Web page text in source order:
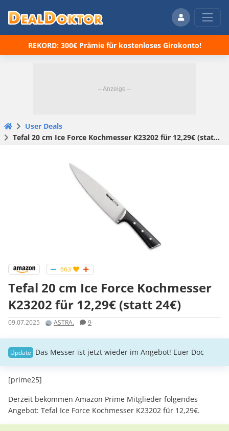
REKORD: 300€ Prämie für kostenloses Girokonto!
User Deals
Tefal 20 cm Ice Force Kochmesser K23202 für 12,29€ (statt 24€)
663
Tefal 20 cm Ice Force Kochmesser
K23202 für 12,29€ (statt 24€)
09.07.2025 ASTRA. 9
Das Messer ist jetzt wieder im Angebot! Euer Doc
[prime25]
Derzeit bekommen Amazon Prime Mitglieder folgendes
Angebot: Tefal Ice Force Kochmesser K23202 für 12,29€.